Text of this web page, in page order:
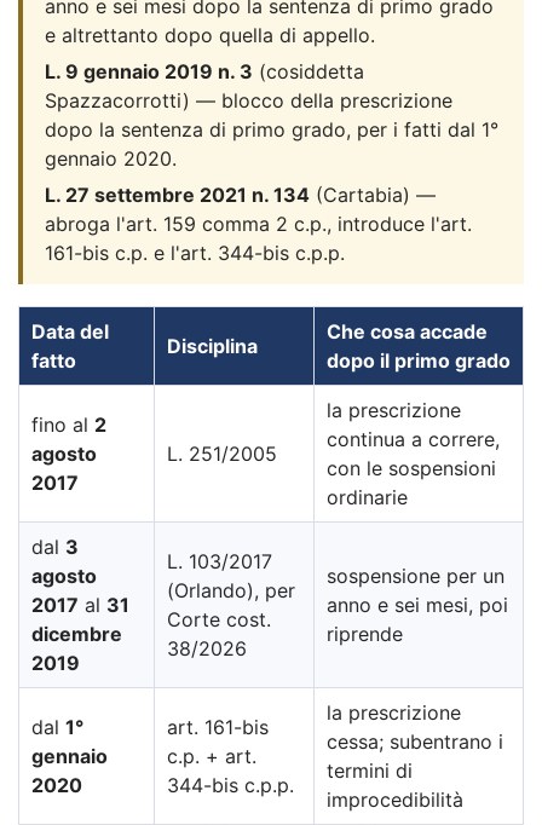
anno e sei mesi dopo la sentenza di primo grado
e altrettanto dopo quella di appello.
L. 9 gennaio 2019 n. 3 (cosiddetta
Spazzacorrotti) — blocco della prescrizione
dopo la sentenza di primo grado, per i fatti dal 1°
gennaio 2020.
L. 27 settembre 2021 n. 134 (Cartabia) —
abroga l'art. 159 comma 2 c.p., introduce l'art.
161-bis c.p. e l'art. 344-bis c.p.p.
Data del
fatto
Disciplina
Che cosa accade
dopo il primo grado
fino al 2
agosto
2017
L. 251/2005
la prescrizione
continua a correre,
con le sospensioni
ordinarie
dal 3
agosto
2017 al 31
dicembre
2019
L. 103/2017
(Orlando), per
Corte cost.
38/2026
sospensione per un
anno e sei mesi, poi
riprende
dal 1°
gennaio
2020
art. 161-bis
c.p. + art.
344-bis c.p.p.
la prescrizione
cessa; subentrano i
termini di
improcedibilità